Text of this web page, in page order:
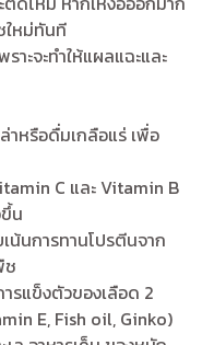
ใหม่ทันที
าะจะทำให้แผลแฉะและ
าหรือดื่มเกลือแร่ เพื่อ
C และ Vitamin B
น
น้นการทานโปรตีนจาก
ช
รแข็งตัวของเลือด 2
E, Fish oil, Ginko)